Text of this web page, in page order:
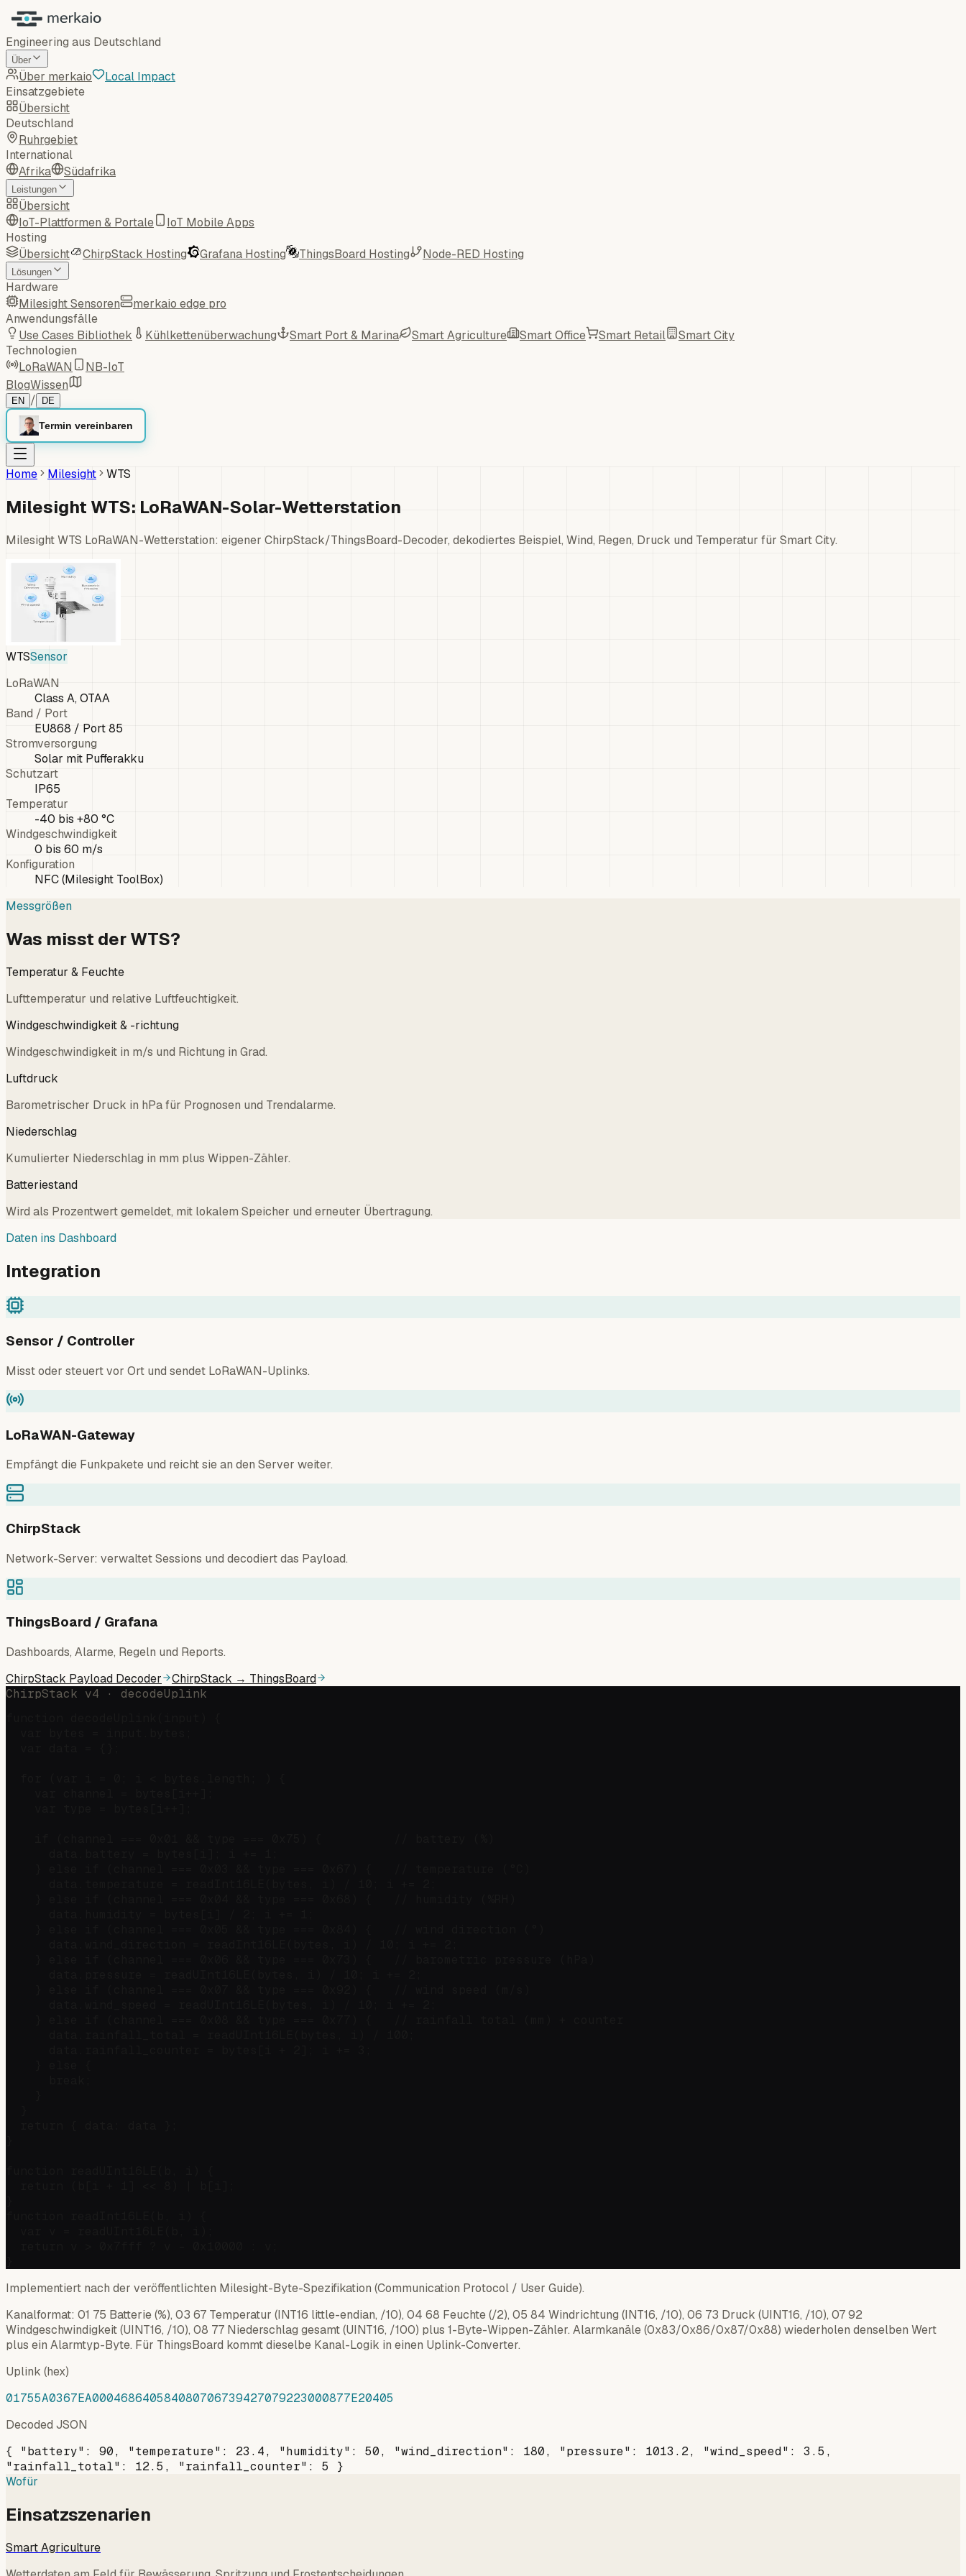
Engineering aus Deutschland
Über
Über merkaio
Local Impact
Einsatzgebiete
Übersicht
Deutschland
Ruhrgebiet
International
Afrika
Südafrika
Leistungen
Übersicht
IoT-Plattformen & Portale
IoT Mobile Apps
Hosting
Übersicht
ChirpStack Hosting Grafana Hosting ThingsBoard Hosting Node-RED Hosting
Lösungen
Hardware
Milesight Sensoren
merkaio edge pro
Anwendungsfälle
Use Cases Bibliothek
Kühlkettenüberwachung Smart Port & Marina Smart Agriculture Smart Office Smart Retail
Smart City
Technologien
LoRaWAN
NB-IoT
BlogWissen
EN / DE
Termin vereinbaren
Home Milesight WTS
Milesight WTS: LoRaWAN-Solar-Wetterstation
Milesight WTS LoRaWAN-Wetterstation: eigener ChirpStack/ThingsBoard-Decoder, dekodiertes Beispiel, Wind, Regen, Druck und Temperatur für Smart City.
WTSSensor
LoRaWAN
Class A, OTAA
Band / Port
EU868 / Port 85
Stromversorgung
Solar mit Pufferakku
Schutzart
IP65
Temperatur
-40 bis +80 °C
Windgeschwindigkeit
0 bis 60 m/s
Konfiguration
NFC (Milesight ToolBox)
Messgrößen
Was misst der WTS?
Temperatur & Feuchte
Lufttemperatur und relative Luftfeuchtigkeit.
Windgeschwindigkeit & -richtung
Windgeschwindigkeit in m/s und Richtung in Grad.
Luftdruck
Barometrischer Druck in hPa für Prognosen und Trendalarme.
Niederschlag
Kumulierter Niederschlag in mm plus Wippen-Zähler.
Batteriestand
Wird als Prozentwert gemeldet, mit lokalem Speicher und erneuter Übertragung.
Daten ins Dashboard
Integration
Sensor / Controller
Misst oder steuert vor Ort und sendet LoRaWAN-Uplinks.
LoRaWAN-Gateway
Empfängt die Funkpakete und reicht sie an den Server weiter.
ChirpStack
Network-Server: verwaltet Sessions und decodiert das Payload.
ThingsBoard / Grafana
Dashboards, Alarme, Regeln und Reports.
ChirpStack Payload Decoder
ChirpStack → ThingsBoard
ChirpStack v4 · decodeUplink
Implementiert nach der veröffentlichten Milesight-Byte-Spezifikation (Communication Protocol / User Guide).
Kanalformat: 01 75 Batterie (%), 03 67 Temperatur (INT16 little-endian, /10), 04 68 Feuchte (/2), 05 84 Windrichtung (INT16, /10), 06 73 Druck (UINT16, /10), 07 92
Windgeschwindigkeit (UINT16, /10), 08 77 Niederschlag gesamt (UINT16, /100) plus 1-Byte-Wippen-Zähler. Alarmkanäle (0x83/0x86/0x87/0x88) wiederholen denselben Wert
plus ein Alarmtyp-Byte. Für ThingsBoard kommt dieselbe Kanal-Logik in einen Uplink-Converter.
Uplink (hex)
01755A0367EA000468640584080706739427079223000877E20405
Decoded JSON
{ "battery": 90, "temperature": 23.4, "humidity": 50, "wind_direction": 180, "pressure": 1013.2, "wind_speed": 3.5,
"rainfall_total": 12.5, "rainfall_counter": 5 }
Wofür
Einsatzszenarien
Smart Agriculture